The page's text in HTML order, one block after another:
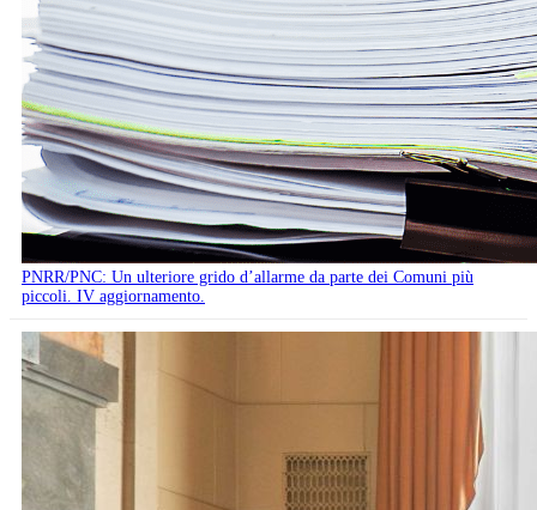
PNRR/PNC: Un ulteriore grido d’allarme da parte dei Comuni più
piccoli. IV aggiornamento.